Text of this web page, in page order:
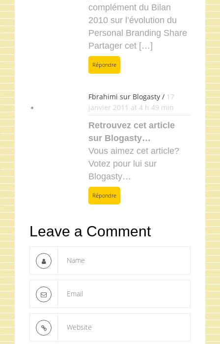
complément du Bilan
2010 sur l’évolution du
Personal Branding Share
Partager cet […]
Répondre
Fbrahimi sur Blogasty / 17
janvier 2011 at 4 h 49 min
Retrouvez cet article
sur Blogasty…
Vous aimez cet article?
Votez pour lui sur
Blogasty…
Répondre
Leave a Comment